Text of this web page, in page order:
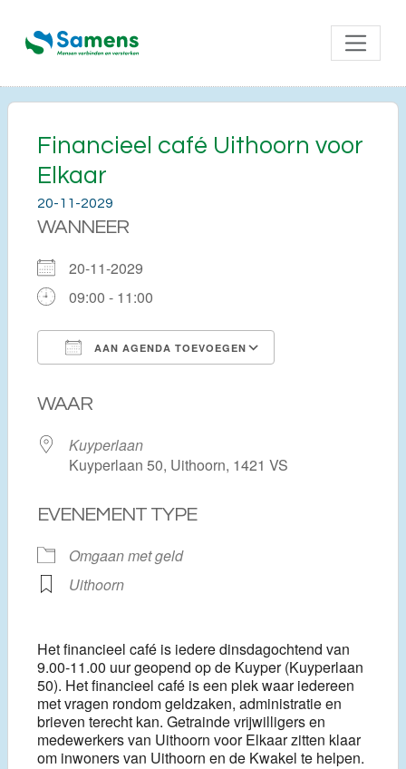
Financieel café Uithoorn voor
Elkaar
20-11-2029
WANNEER
20-11-2029
09:00 - 11:00
AAN AGENDA TOEVOEGEN
WAAR
Kuyperlaan
Kuyperlaan 50, Uithoorn, 1421 VS
EVENEMENT TYPE
Omgaan met geld
Uithoorn
Het financieel café is iedere dinsdagochtend van
9.00-11.00 uur geopend op de Kuyper (Kuyperlaan
50). Het financieel café is een plek waar iedereen
met vragen rondom geldzaken, administratie en
brieven terecht kan. Getrainde vrijwilligers en
medewerkers van Uithoorn voor Elkaar zitten klaar
om inwoners van Uithoorn en de Kwakel te helpen.